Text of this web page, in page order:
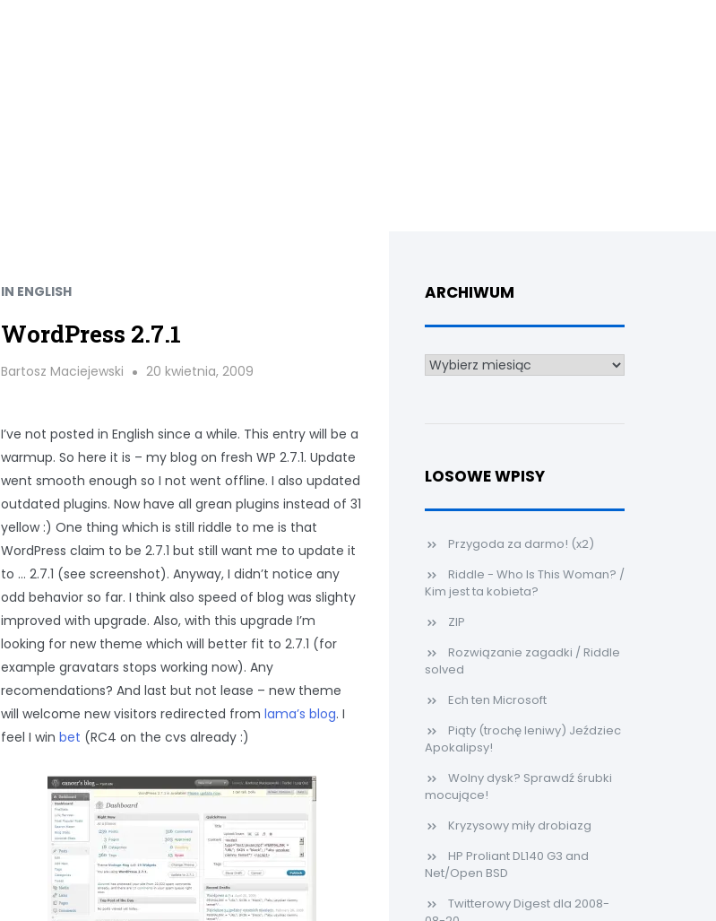
IN ENGLISH
WordPress 2.7.1
Bartosz Maciejewski 20 kwietnia, 2009
I’ve not posted in English since a while. This entry will be a
warmup. So here it is – my blog on fresh WP 2.7.1. Update
went smooth enough so I not went offline. I also updated
outdated plugins. Now have all grean plugins instead of 31
yellow :) One thing which is still riddle to me is that
WordPress claim to be 2.7.1 but still want me to update it
to … 2.7.1 (see screenshot). Anyway, I didn’t notice any
odd behavior so far. I think also speed of blog was slighty
improved with upgrade. Also, with this upgrade I’m
looking for new theme which will better fit to 2.7.1 (for
example gravatars stops working now). Any
recomendations? And last but not lease – new theme
will welcome new visitors redirected from lama’s blog. I
feel I win bet (RC4 on the cvs already :)
ARCHIWUM
Archiwum
LOSOWE WPISY
Przygoda za darmo! (x2)
Riddle - Who Is This Woman? /
Kim jest ta kobieta?
ZIP
Rozwiązanie zagadki / Riddle
solved
Ech ten Microsoft
Piąty (trochę leniwy) Jeździec
Apokalipsy!
Wolny dysk? Sprawdź śrubki
mocujące!
Kryzysowy miły drobiazg
HP Proliant DL140 G3 and
Net/Open BSD
Twitterowy Digest dla 2008-